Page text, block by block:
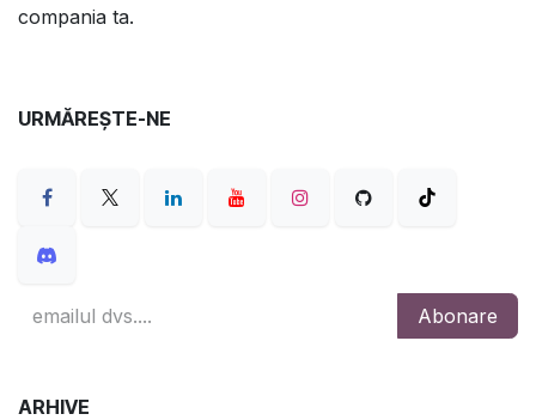
compania ta.
URMĂREȘTE-NE
Abonare
ARHIVE